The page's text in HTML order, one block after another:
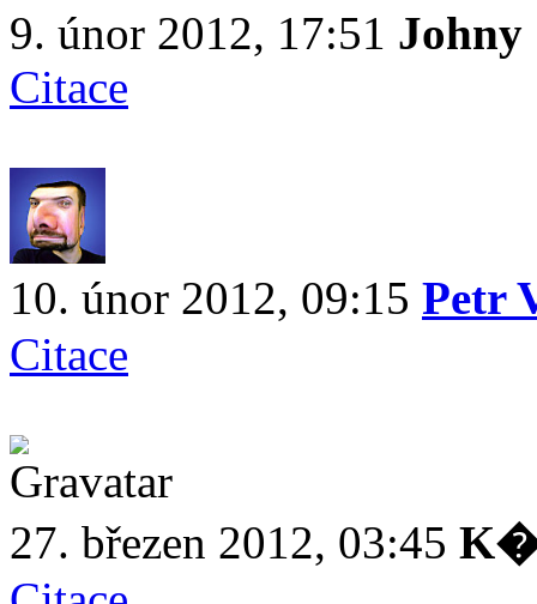
9. únor 2012, 17:51 Johny
Citace
10. únor 2012, 09:15 Petr
Citace
27. březen 2012, 03:45